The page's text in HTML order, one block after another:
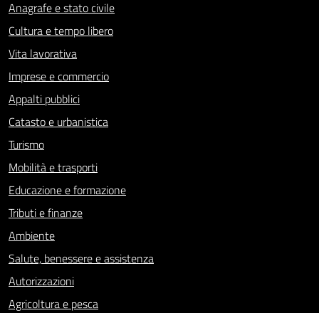
Anagrafe e stato civile
Cultura e tempo libero
Vita lavorativa
Imprese e commercio
Appalti pubblici
Catasto e urbanistica
Turismo
Mobilità e trasporti
Educazione e formazione
Tributi e finanze
Ambiente
Salute, benessere e assistenza
Autorizzazioni
Agricoltura e pesca